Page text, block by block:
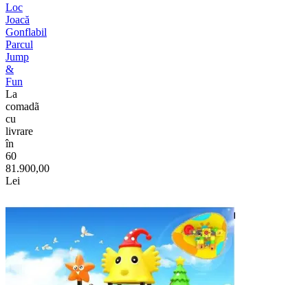
Loc
Joacă
Gonflabil
Parcul
Jump
&
Fun
La
comadã
cu
livrare
în
60
81.900,00
Lei